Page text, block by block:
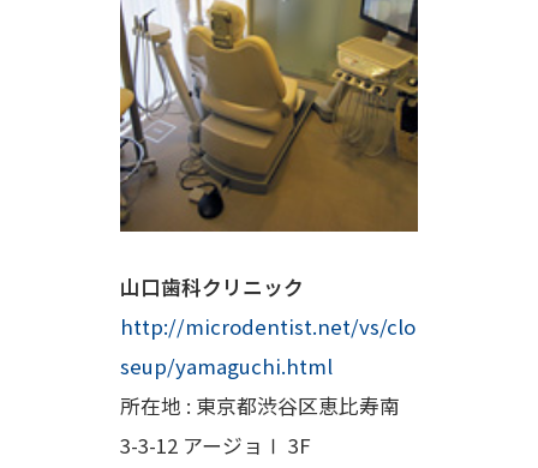
山口歯科クリニック
http://microdentist.net/vs/clo
seup/yamaguchi.html
所在地 : 東京都渋谷区恵比寿南
3-3-12 アージョⅠ 3F